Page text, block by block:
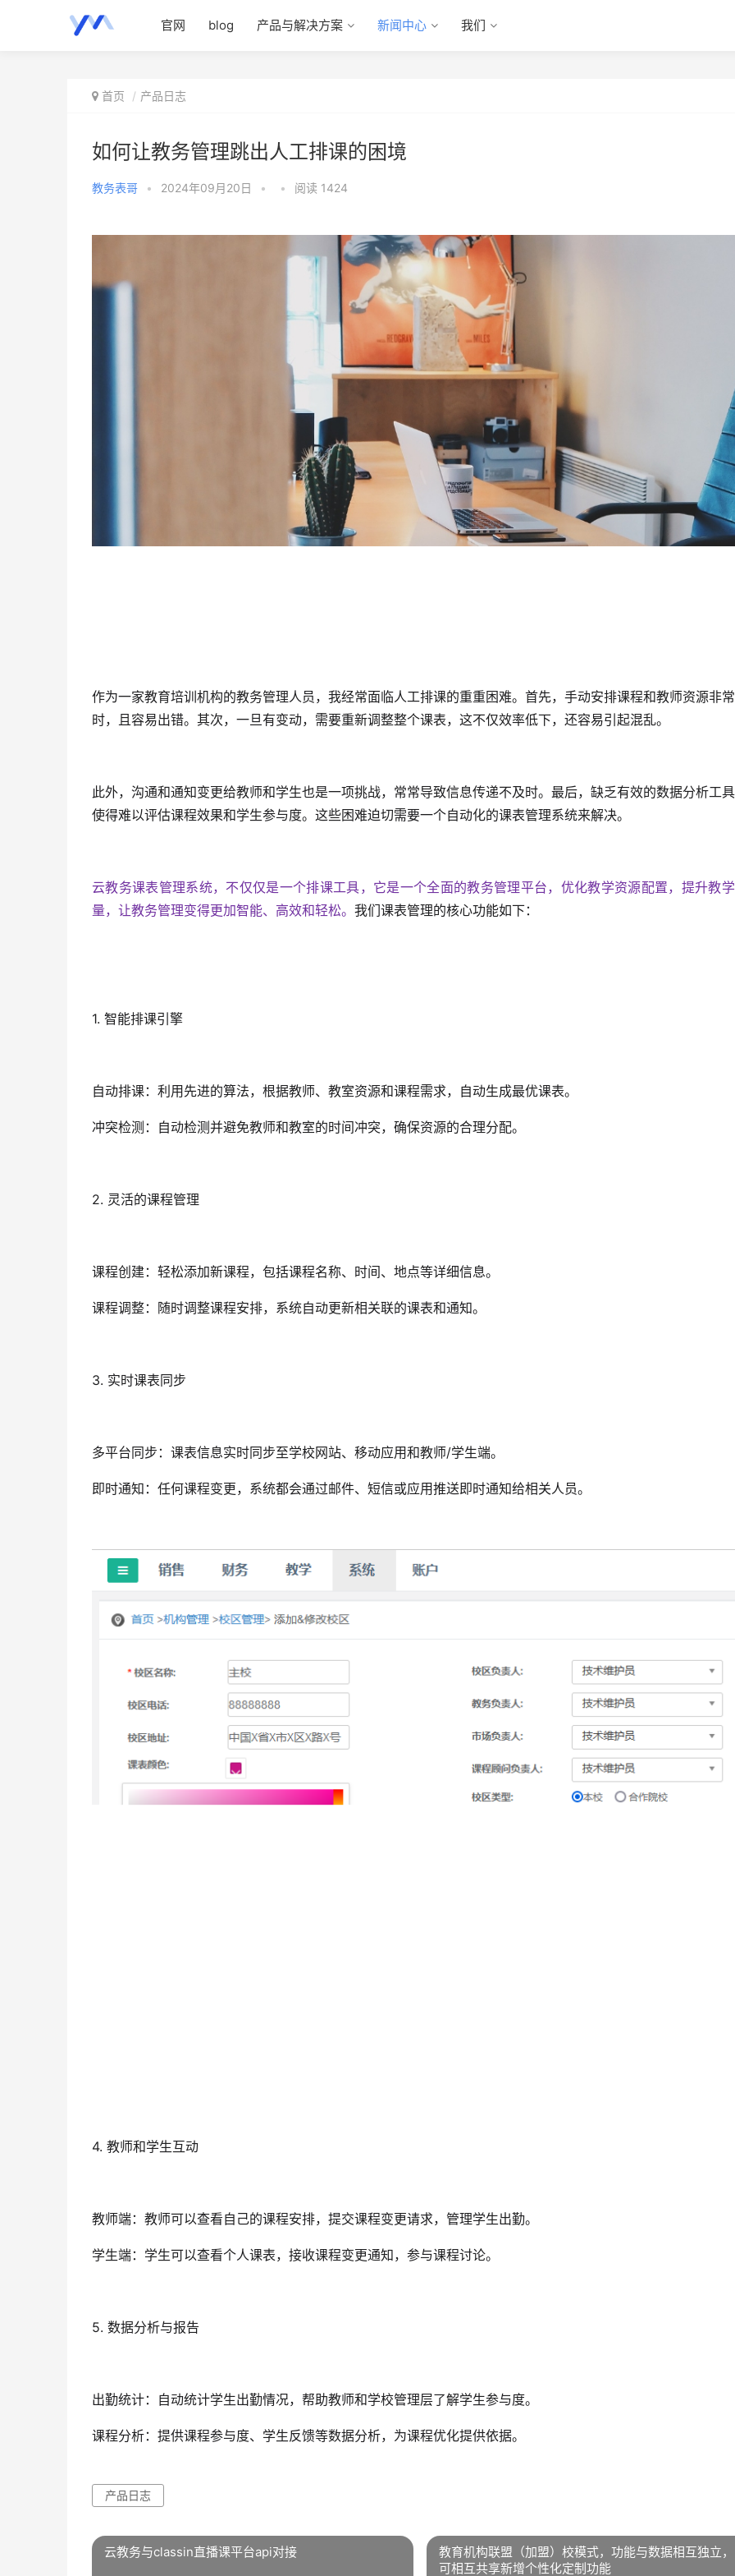
官网 blog 产品与解决方案 新闻中心 我们
首页 产品日志
如何让教务管理跳出人工排课的困境
教务表哥 • 2024年09月20日 • • 阅读 1424
作为一家教育培训机构的教务管理人员，我经常面临人工排课的重重困难。首先，手动安排课程和教师资源非
时，且容易出错。其次，一旦有变动，需要重新调整整个课表，这不仅效率低下，还容易引起混乱。
此外，沟通和通知变更给教师和学生也是一项挑战，常常导致信息传递不及时。最后，缺乏有效的数据分析工具
使得难以评估课程效果和学生参与度。这些困难迫切需要一个自动化的课表管理系统来解决。
云教务课表管理系统，不仅仅是一个排课工具，它是一个全面的教务管理平台，优化教学资源配置，提升教
量，让教务管理变得更加智能、高效和轻松。 我们课表管理的核心功能如下：
1. 智能排课引擎
自动排课：利用先进的算法，根据教师、教室资源和课程需求，自动生成最优课表。
冲突检测：自动检测并避免教师和教室的时间冲突，确保资源的合理分配。
2. 灵活的课程管理
课程创建：轻松添加新课程，包括课程名称、时间、地点等详细信息。
课程调整：随时调整课程安排，系统自动更新相关联的课表和通知。
3. 实时课表同步
多平台同步：课表信息实时同步至学校网站、移动应用和教师/学生端。
即时通知：任何课程变更，系统都会通过邮件、短信或应用推送即时通知给相关人员。
4. 教师和学生互动
教师端：教师可以查看自己的课程安排，提交课程变更请求，管理学生出勤。
学生端：学生可以查看个人课表，接收课程变更通知，参与课程讨论。
5. 数据分析与报告
出勤统计：自动统计学生出勤情况，帮助教师和学校管理层了解学生参与度。
课程分析：提供课程参与度、学生反馈等数据分析，为课程优化提供依据。
产品日志
云教务与classin直播课平台api对接
教育机构联盟（加盟）校模式，功能与数据相互独立，
可相互共享新增个性化定制功能